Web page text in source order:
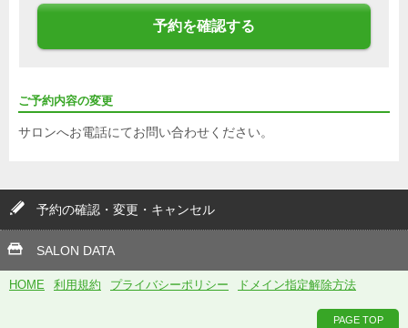
予約を確認する
ご予約内容の変更
サロンへお電話にてお問い合わせください。
予約の確認・変更・キャンセル
SALON DATA
HOME 利用規約 プライバシーポリシー ドメイン指定解除方法
PAGE TOP